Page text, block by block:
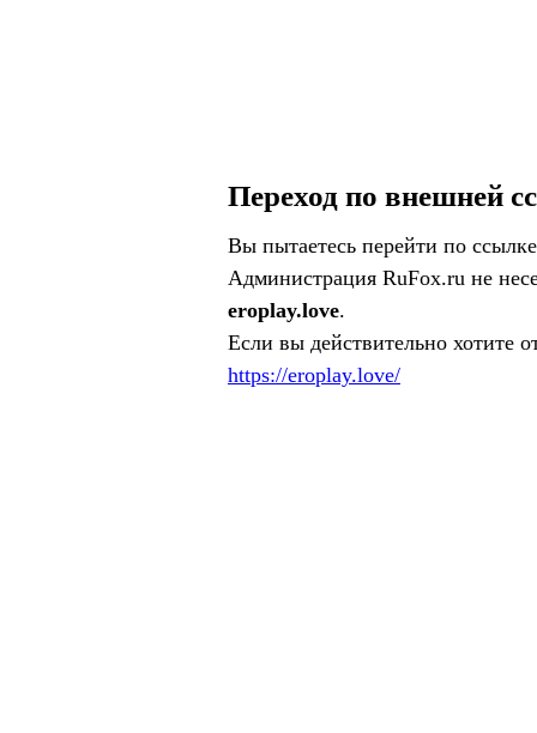
Переход по внешней
Вы пытаетесь перейти по
Администрация RuFox.ru не
eroplay.love.
Если вы действительно хотите
https://eroplay.love/